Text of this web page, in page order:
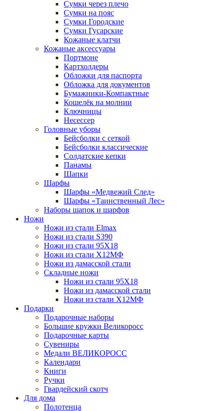
Сумки через плечо
Сумки на пояс
Сумки Городские
Сумки Гусарские
Кожаные клатчи
Кожаные аксессуары
Портмоне
Картхолдеры
Обложки для паспорта
Обложка для документов
Бумажники-Компактные
Кошелёк на молнии
Ключницы
Несессер
Головные уборы
Бейсболки с сеткой
Бейсболки классические
Солдатские кепки
Панамы
Шапки
Шарфы
Шарфы «Медвежий След»
Шарфы «Таинственный Лес»
Наборы шапок и шарфов
Ножи
Ножи из стали Elmax
Ножи из стали S390
Ножи из стали 95X18
Ножи из стали Х12МФ
Ножи из дамасской стали
Складные ножи
Ножи из стали 95X18
Ножи из дамасской стали
Ножи из стали Х12МФ
Подарки
Подарочные наборы
Большие кружки Великоросс
Подарочные карты
Сувениры
Медали ВЕЛИКОРОСС
Календари
Книги
Ручки
Гвардейский скотч
Для дома
Полотенца